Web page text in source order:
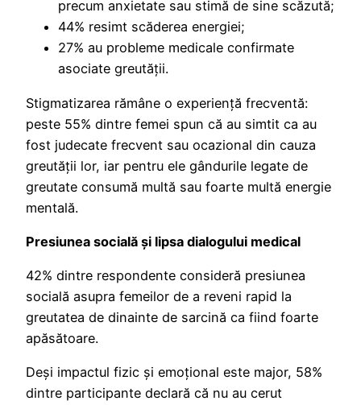
precum anxietate sau stimă de sine scăzută;
44% resimt scăderea energiei;
27% au probleme medicale confirmate
asociate greutății.
Stigmatizarea rămâne o experiență frecventă:
peste 55% dintre femei spun că au simtit ca au
fost judecate frecvent sau ocazional din cauza
greutății lor, iar pentru ele gândurile legate de
greutate consumă multă sau foarte multă energie
mentală.
Presiunea socială și lipsa dialogului medical
42% dintre respondente consideră presiunea
socială asupra femeilor de a reveni rapid la
greutatea de dinainte de sarcină ca fiind foarte
apăsătoare.
Deși impactul fizic și emoțional este major, 58%
dintre participante declară că nu au cerut